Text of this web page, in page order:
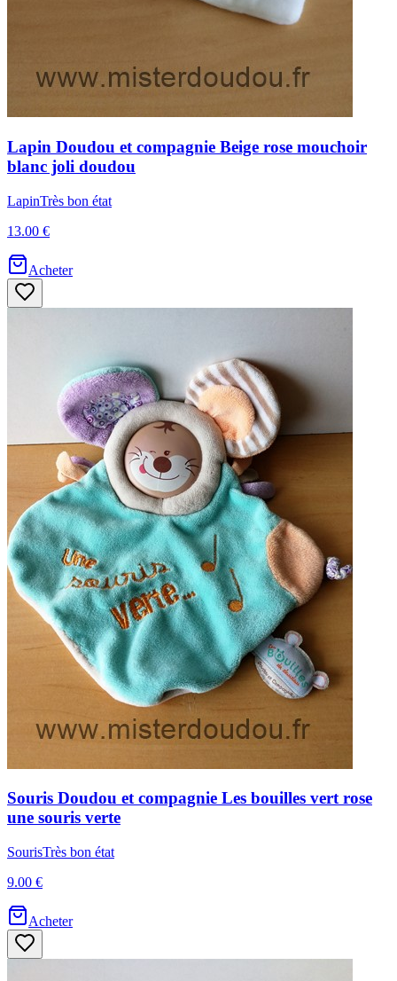
Lapin Doudou et compagnie Beige rose mouchoir
blanc joli doudou
LapinTrès bon état
13.00 €
Acheter
Souris Doudou et compagnie Les bouilles vert rose
une souris verte
SourisTrès bon état
9.00 €
Acheter